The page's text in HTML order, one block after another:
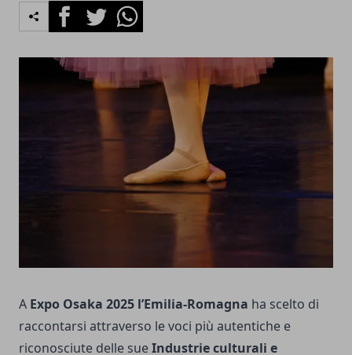
FacebookTwitterWhatsapp
A Expo Osaka 2025 l’Emilia-Romagna ha scelto di
raccontarsi attraverso le voci più autentiche e
riconosciute delle sueIndustrie culturali e